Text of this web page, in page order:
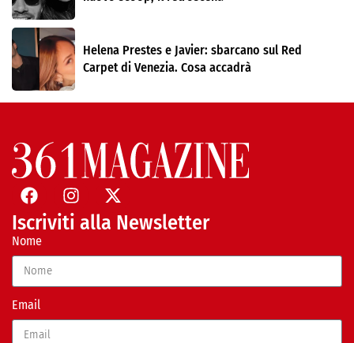
Helena Prestes e Javier: sbarcano sul Red
Carpet di Venezia. Cosa accadrà
Iscriviti alla Newsletter
Nome
Email